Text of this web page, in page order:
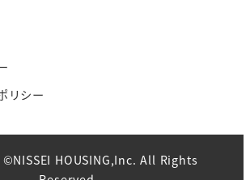
リシー
HOUSING,Inc. All Rights